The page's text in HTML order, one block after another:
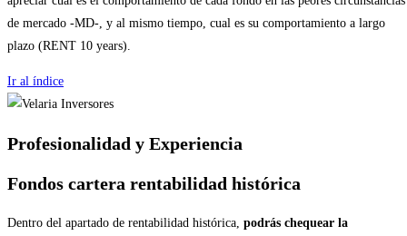
de mercado -MD-, y al mismo tiempo, cual es su comportamiento a largo
plazo (RENT 10 years).
Ir al índice
Profesionalidad y Experiencia
Fondos cartera rentabilidad histórica
Dentro del apartado de rentabilidad histórica, podrás chequear la